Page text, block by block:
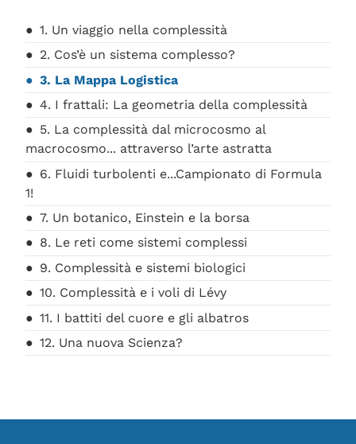
1. Un viaggio nella complessità
2. Cos’è un sistema complesso?
3. La Mappa Logistica
4. I frattali: La geometria della complessità
5. La complessità dal microcosmo al
macrocosmo... attraverso l’arte astratta
6. Fluidi turbolenti e...Campionato di Formula
1!
7. Un botanico, Einstein e la borsa
8. Le reti come sistemi complessi
9. Complessità e sistemi biologici
10. Complessità e i voli di Lévy
11. I battiti del cuore e gli albatros
12. Una nuova Scienza?